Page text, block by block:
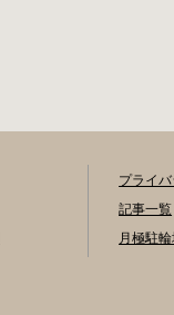
プライ
記事一覧
月極駐